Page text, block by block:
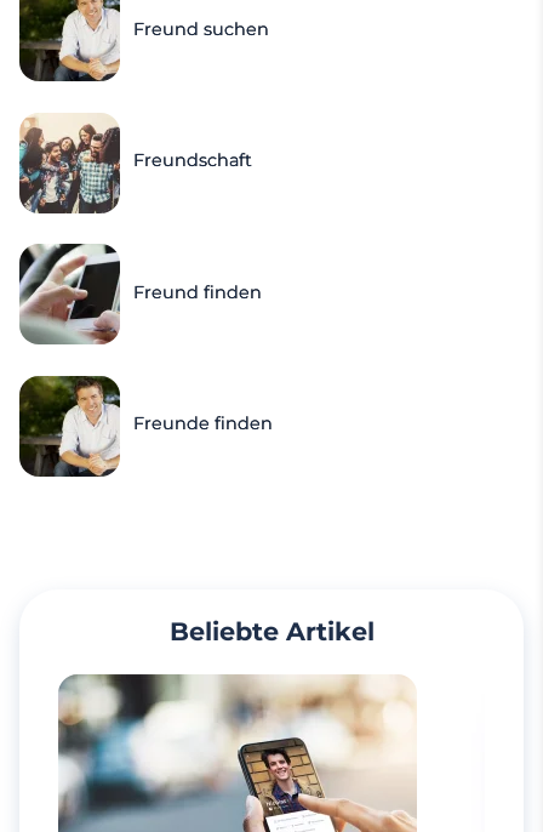
Freund suchen
Freundschaft
Freund finden
Freunde finden
Beliebte Artikel